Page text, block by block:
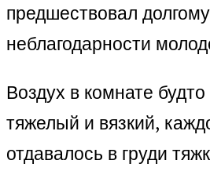
предшествовал
неблагодарности
Воздух в комнате
тяжелый и вязкий,
отдавалось в груди